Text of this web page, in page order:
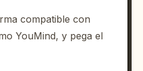
compatible con
YouMind, y pega el